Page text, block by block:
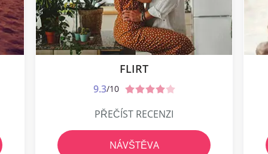
FLIRT
9.3/10
PŘEČÍST RECENZI
NÁVŠTĚVA